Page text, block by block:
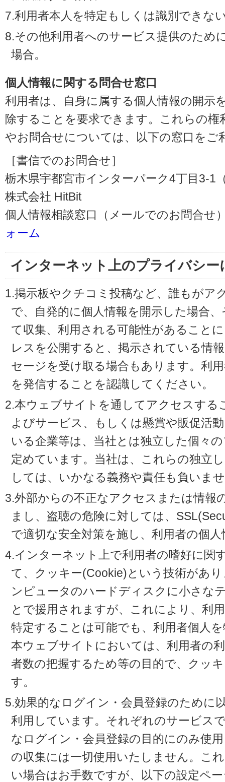
7.利用者本人を特定もしくは識別できな
8.その他利用者へのサービス提供のため
場合。
個人情報に関する問合せ窓口
利用者は、自身に属する個人情報の開示
除することを要求できます。これらの権
やお問合せについては、以下の窓口をご
［書信でのお問合せ］
栃木県宇都宮市インターパーク4丁目3-1
株式会社 HitBit
個人情報相談窓口（メールでのお問合せ
ォーム
インターネット上のプライバシー
1.掲示板やクチコミ投稿など、誰もがア
で、自発的に個人情報を開示した場合
て収集、利用される可能性があること
レスを公開すると、掲示されている情
セージを受け取る場合もあります。利
を発信することを認識してください。
2.本ウェブサイトを通してアクセスする
よびサービス、もしくは懸賞や販促活
いる企業等は、当社とは独立した個々
定めています。当社は、これらの独立
しては、いかなる義務や責任も負いま
3.外部からの不正なアクセスまたは情報
まし、盗聴の危険に対しては、
で適切な安全対策を施し、利用者の個
4.インターネット上で利用者の嗜好に関
て、クッキー(Cookie)という技術があ
ンピュータのハードディスクに小さな
とで援用されますが、これにより、利
特定することは可能でも、利用者個人
本ウェブサイトにおいては、利用者の
者数の把握するため等の目的で、クッ
す。
5.効果的なログイン・会員登録のために
利用しています。それぞれのサービス
なログイン・会員登録の目的にのみ使
の収集には一切使用いたしません。こ
い場合はお手数ですが、以下の設定ペ